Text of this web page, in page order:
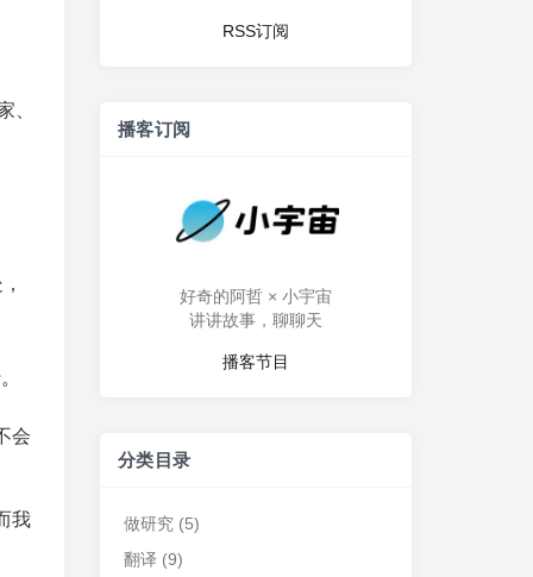
、
会
我
RSS订阅
播客订阅
好奇的阿哲 × 小宇宙
讲讲故事，聊聊天
播客节目
分类目录
做研究(5)
翻译 (9)